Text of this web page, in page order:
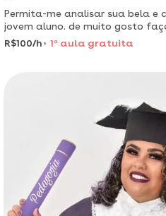
Permita-me analisar sua bela e
jovem aluno. de muito gosto
R$100/h
1 aaula gratuita